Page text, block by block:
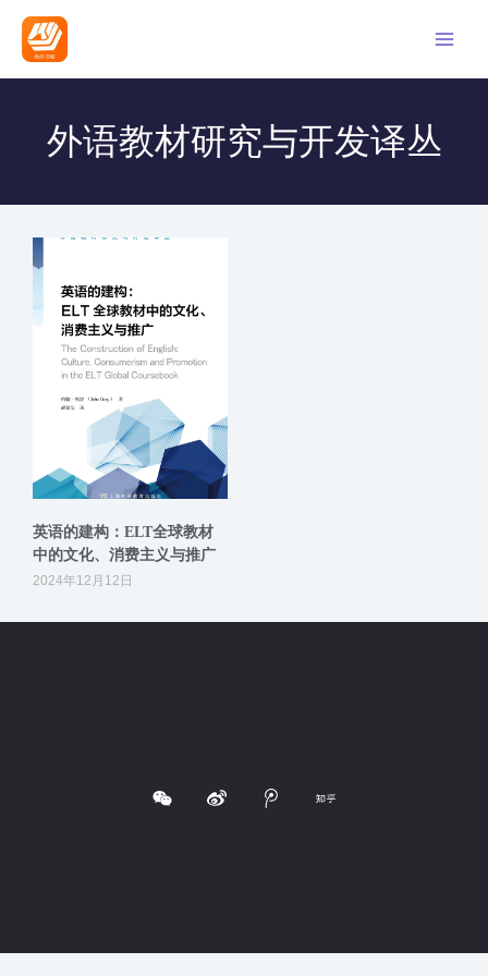
外语教材研究与开发译丛
英语的建构：ELT全球教材
中的文化、消费主义与推广
2024年12月12日